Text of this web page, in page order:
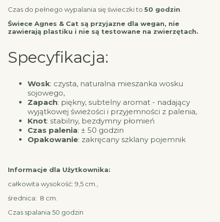
Czas do pełnego wypalania się świeczki to 50 godzin
Świece Agnes & Cat są przyjazne dla wegan, nie
zawierają plastiku i nie są testowane na zwierzętach.
Specyfikacja:
Wosk: czysta, naturalna mieszanka wosku
sojowego,
Zapach: piękny, subtelny aromat - nadający
wyjątkowej świeżości i przyjemności z palenia,
Knot: stabilny, bezdymny płomień
Czas palenia: ± 50 godzin
Opakowanie: zakręcany szklany pojemnik
Informacje dla Użytkownika:
całkowita wysokość: 9,5 cm.,
średnica: 8 cm.
Czas spalania 50 godzin